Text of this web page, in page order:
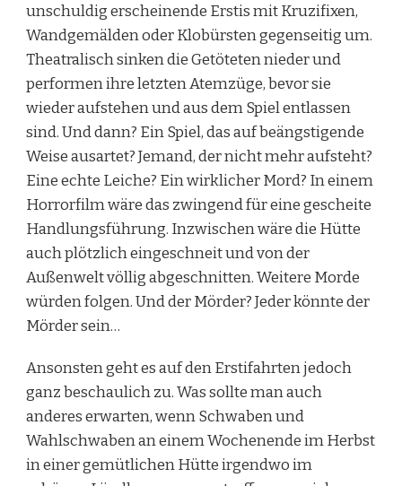
unschuldig erscheinende Erstis mit Kruzifixen,
Wandgemälden oder Klobürsten gegenseitig um.
Theatralisch sinken die Getöteten nieder und
performen ihre letzten Atemzüge, bevor sie
wieder aufstehen und aus dem Spiel entlassen
sind. Und dann? Ein Spiel, das auf beängstigende
Weise ausartet? Jemand, der nicht mehr aufsteht?
Eine echte Leiche? Ein wirklicher Mord? In einem
Horrorfilm wäre das zwingend für eine gescheite
Handlungsführung. Inzwischen wäre die Hütte
auch plötzlich eingeschneit und von der
Außenwelt völlig abgeschnitten. Weitere Morde
würden folgen. Und der Mörder? Jeder könnte der
Mörder sein…
Ansonsten geht es auf den Erstifahrten jedoch
ganz beschaulich zu. Was sollte man auch
anderes erwarten, wenn Schwaben und
Wahlschwaben an einem Wochenende im Herbst
in einer gemütlichen Hütte irgendwo im